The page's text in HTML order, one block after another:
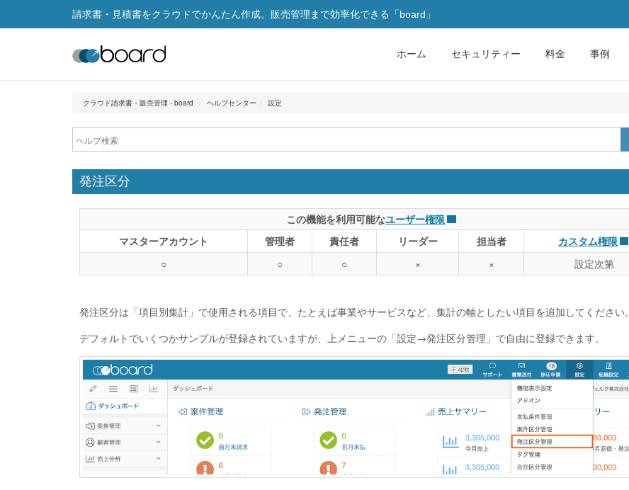
請求書・見積書をクラウドでかんたん作成。販売管理まで効率化できる「board」
ホーム セキュリティー 料金 事例
クラウド請求書・販売管理 - board ヘルプセンター 設定
発注区分
この機能を利用可能なユーザー権限
マスターアカウント
管理者 責任者 リーダー 担当者
カスタム権限
○
○ ○ × × 設定次第
発注区分は「項目別集計」で使用される項目で、たとえば事業やサービスなど、集計の軸としたい項目を追加してください。
デフォルトでいくつかサンプルが登録されていますが、上メニューの「設定→発注区分管理」で自由に登録できます。